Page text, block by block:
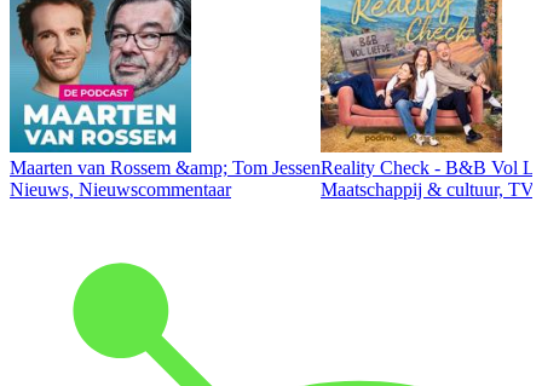
Maarten van Rossem &amp; Tom Jessen
Nieuws, Nieuwscommentaar
Reality Check - B&B Vol
Maatschappij & cultuur,